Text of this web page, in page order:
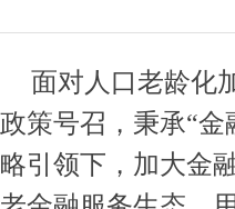
面对人口老龄化
政策号召，秉承“
略引领下，加大金